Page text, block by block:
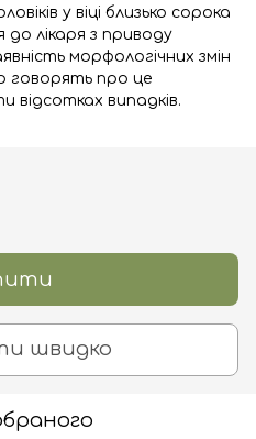
у віці близько сорока
до лікаря з приводу
морфологічних змін
говорять про це
відсотках випадків.
швидко